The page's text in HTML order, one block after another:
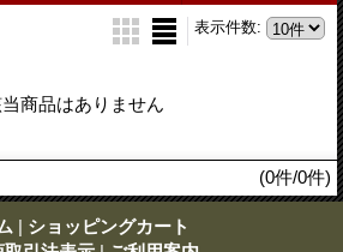
表示件数:
商品はありません
(0件/0件)
| ショッピングカート